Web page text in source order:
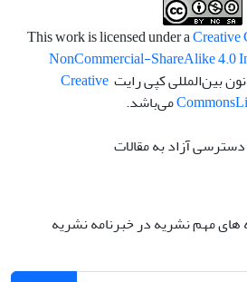
NonCommercial-ShareAlike 4.0
بین‌المللی کپی رایتCreative
Commonsمی‌باشد.
های مهم نشریه در خبرنامه نشریه